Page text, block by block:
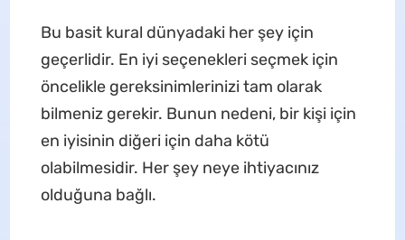
Bu basit kural dünyadaki her şey için
geçerlidir. En iyi seçenekleri seçmek için
öncelikle gereksinimlerinizi tam olarak
bilmeniz gerekir. Bunun nedeni, bir kişi için
en iyisinin diğeri için daha kötü
olabilmesidir. Her şey neye ihtiyacınız
olduğuna bağlı.